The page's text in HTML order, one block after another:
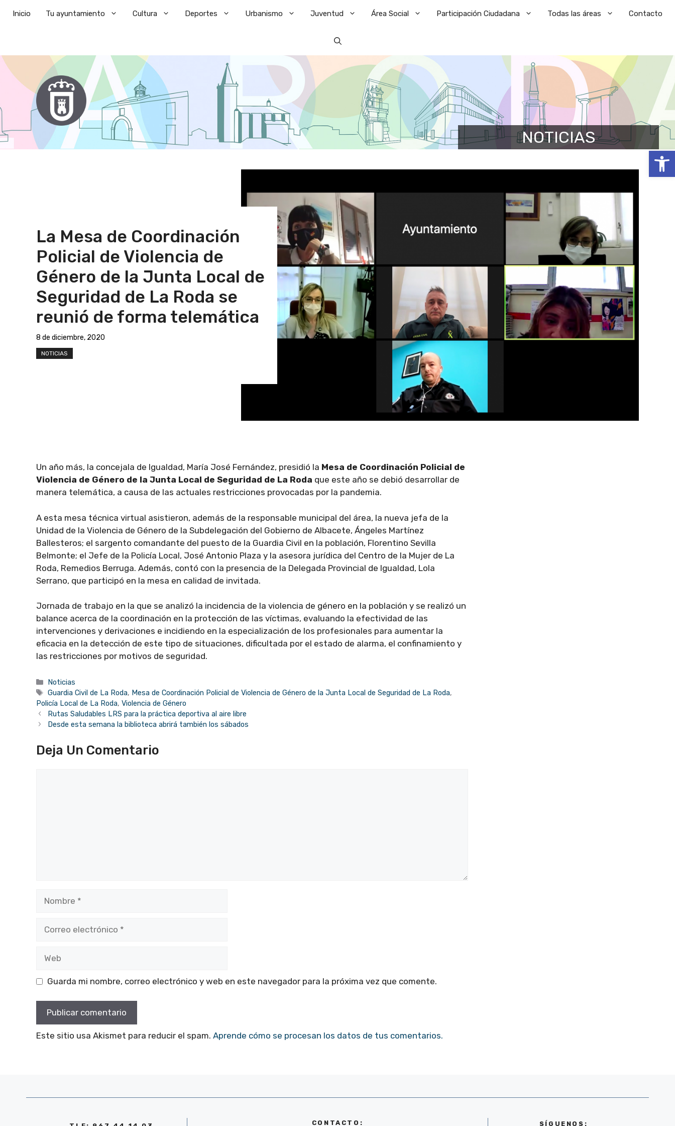
Abrir
Inicio Tu ayuntamiento Cultura Deportes Urbanismo Juventud Área Social Participación Ciudadana Todas las áreas Contacto
NOTICIAS
La Mesa de Coordinación
Policial de Violencia de
Género de la Junta Local de
Seguridad de La Roda se
reunió de forma telemática
8 de diciembre, 2020
NOTICIAS
Un año más, la concejala de Igualdad, María José Fernández, presidió la Mesa de Coordinación Policial de
Violencia de Género de la Junta Local de Seguridad de La Roda que este año se debió desarrollar de
manera telemática, a causa de las actuales restricciones provocadas por la pandemia.
A esta mesa técnica virtual asistieron, además de la responsable municipal del área, la nueva jefa de la
Unidad de la Violencia de Género de la Subdelegación del Gobierno de Albacete, Ángeles Martínez
Ballesteros; el sargento comandante del puesto de la Guardia Civil en la población, Florentino Sevilla
Belmonte; el Jefe de la Policía Local, José Antonio Plaza y la asesora jurídica del Centro de la Mujer de La
Roda, Remedios Berruga. Además, contó con la presencia de la Delegada Provincial de Igualdad, Lola
Serrano, que participó en la mesa en calidad de invitada.
Jornada de trabajo en la que se analizó la incidencia de la violencia de género en la población y se realizó un
balance acerca de la coordinación en la protección de las víctimas, evaluando la efectividad de las
intervenciones y derivaciones e incidiendo en la especialización de los profesionales para aumentar la
eficacia en la detección de este tipo de situaciones, dificultada por el estado de alarma, el confinamiento y
las restricciones por motivos de seguridad.
Categorías
Noticias
Etiquetas
Guardia Civil de La Roda, Mesa de Coordinación Policial de Violencia de Género de la Junta Local de Seguridad de La Roda,
Policía Local de La Roda, Violencia de Género
Rutas Saludables LRS para la práctica deportiva al aire libre
Desde esta semana la biblioteca abrirá también los sábados
Deja Un Comentario
Guarda mi nombre, correo electrónico y web en este navegador para la próxima vez que comente.
Este sitio usa Akismet para reducir el spam. Aprende cómo se procesan los datos de tus comentarios.
CONTACTO: SÍGUENOS: